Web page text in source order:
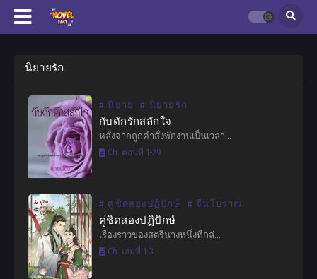
นิยายรัก
# นิยาย # นิยายรัก
กับดักรักสลักใจ
หลังจากถูกคำสั่งพักงานเป็นเวลา…
Ch. ตอนที่ 1-29
# คู่ชิดสองปฏิปักษ์ # จีนโบราณ
คู่ชิดสองปฏิปักษ์
เรื่องราวของสตรีนางหนึ่งที่กล่…
Ch. เล่มที่ 1-3